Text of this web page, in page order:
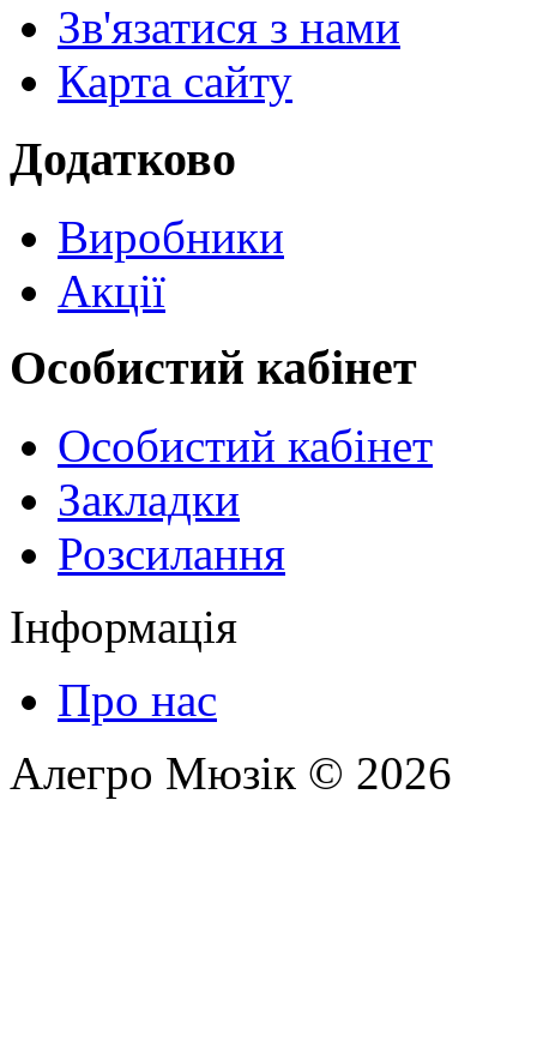
Зв'язатися з нами
Карта сайту
Додатково
Виробники
Акції
Особистий кабінет
Особистий кабінет
Закладки
Розсилання
Інформація
Про нас
Алегро Мюзік © 2026